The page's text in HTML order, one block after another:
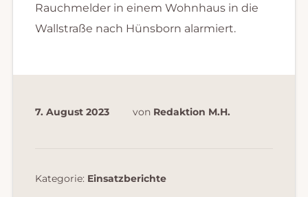
Rauchmelder in einem Wohnhaus in die
Wallstraße nach Hünsborn alarmiert.
7. August 2023 von Redaktion M.H.
Kategorie: Einsatzberichte